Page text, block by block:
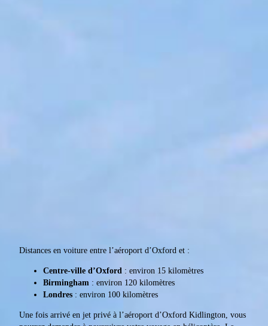
Distances en voiture entre l’aéroport d’Oxford et :
Centre-ville d’Oxford : environ 15 kilomètres
Birmingham : environ 120 kilomètres
Londres : environ 100 kilomètres
Une fois arrivé en jet privé à l’aéroport d’Oxford Kidlington, vous